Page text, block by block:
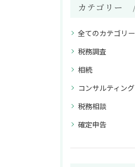
カテゴリー
全てのカテゴリー
税務調査
相続
コンサルティング
税務相談
確定申告